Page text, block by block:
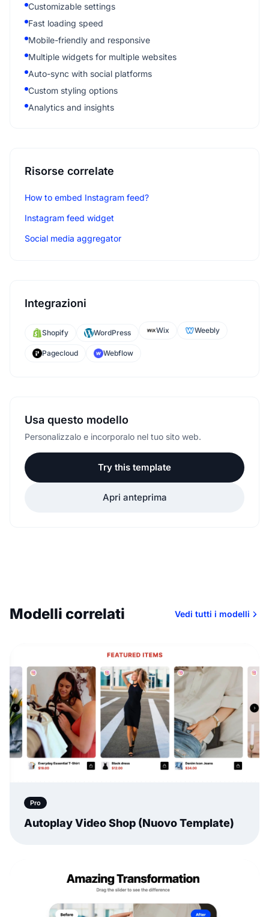
Customizable settings
Fast loading speed
Mobile-friendly and responsive
Multiple widgets for multiple websites
Auto-sync with social platforms
Custom styling options
Analytics and insights
Risorse correlate
How to embed Instagram feed?
Instagram feed widget
Social media aggregator
Integrazioni
Shopify WordPress Wix Weebly
Pagecloud Webflow
Usa questo modello
Personalizzalo e incorporalo nel tuo sito web.
Try this template
Apri anteprima
Modelli correlati Vedi tutti i modelli
Pro
Autoplay Video Shop (Nuovo Template)